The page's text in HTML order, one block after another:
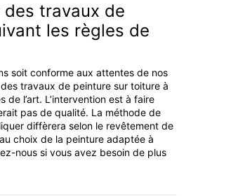
travaux de
les règles de
soit conforme aux attentes de nos
travaux de peinture sur toiture à
l’art. L’intervention est à faire
pas de qualité. La méthode de
diffèrera selon le revêtement de
choix de la peinture adaptée à
nous si vous avez besoin de plus